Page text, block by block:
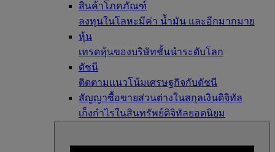
สินค้าโภคภัณฑ์
ลงทุนในโลหะมีค่า น้ำมัน และอีกมากมาย
หุ้น
เทรดหุ้นของบริษัทชั้นนำระดับโลก
ดัชนี
ติดตามแนวโน้มเศรษฐกิจกับดัชนี
สัญญาซื้อขายส่วนต่างในสกุลเงินดิจิทัล
เก็งกำไรในสินทรัพย์ดิจิทัลยอดนิยม